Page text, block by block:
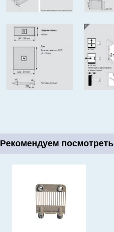
Рекомендуем посмотреть